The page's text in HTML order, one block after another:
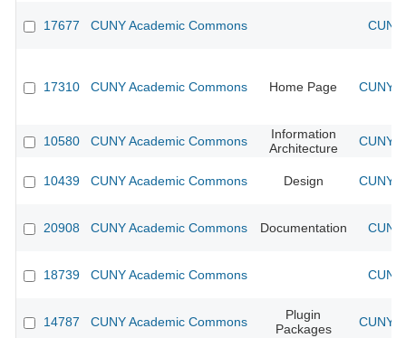
17677 CUNY Academic Commons
17310 CUNY Academic Commons Home Page CUNY
10580 CUNY Academic Commons
Information
Architecture
CUNY
10439 CUNY Academic Commons Design CUNY
20908 CUNY Academic Commons Documentation
18739 CUNY Academic Commons
14787 CUNY Academic Commons
Plugin
Packages
CUNY